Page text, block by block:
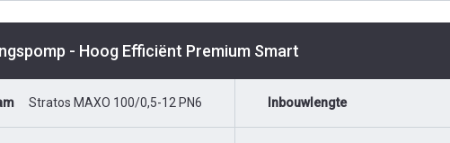
- Hoog Efficiënt Premium Smart
Stratos MAXO 100/0,5-12 PN6 Inbouwlengte